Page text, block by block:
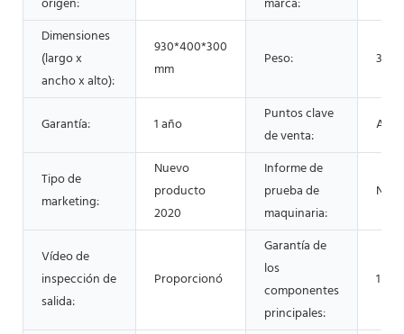
Dimensiones
(largo x
ancho x alto):
930*400*300
mm
Peso: 30
Garantía: 1 año
Puntos clave
de venta:
Alta
Tipo de
marketing:
Nuevo
producto
2020
Informe de
prueba de
maquinaria:
No
Vídeo de
inspección de
salida:
Proporcionó
Garantía de
los
componentes
principales:
1 año